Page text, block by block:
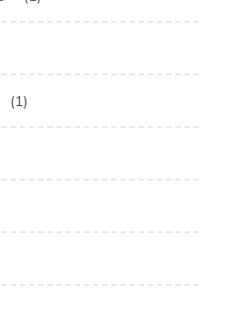
(1)